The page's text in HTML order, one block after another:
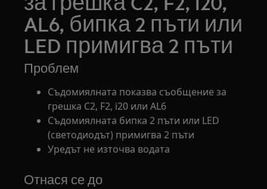
AL6, бипка 2 пъти или
LED примигва 2 пъти
Проблем
Съдомиялната показва съобщение за
грешка C2, F2, i20 или AL6
Съдомиялнaта бипка 2 пъти или LED
(светодиодът) примигва 2 пъти
Уредът не източва водата
Отнася се до